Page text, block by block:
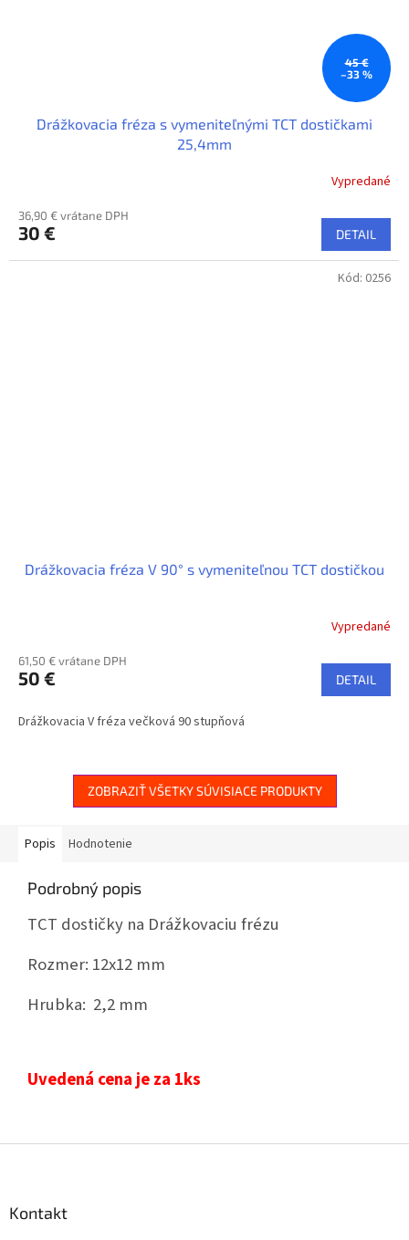
45 €
–33 %
Drážkovacia fréza s vymeniteľnými TCT dostičkami
25,4mm
Vypredané
36,90 € vrátane DPH
30 € DETAIL
Drážkovacia fréza V 90° s vymeniteľnou TCT dostičkou
Vypredané
61,50 € vrátane DPH
50 € DETAIL
Drážkovacia V fréza večková 90 stupňová
Kód: 0256
ZOBRAZIŤ VŠETKY SÚVISIACE PRODUKTY
Popis Hodnotenie
Podrobný popis
TCT dostičky na Drážkovaciu frézu
Rozmer: 12x12 mm
Hrubka: 2,2 mm
Uvedená cena je za 1ks
Kontakt